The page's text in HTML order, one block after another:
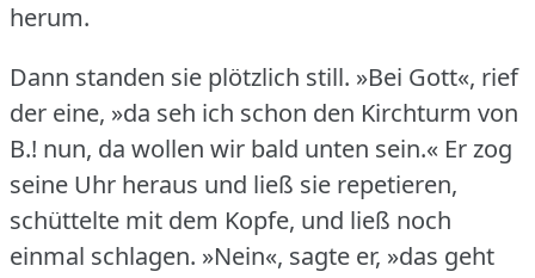
herum.
Dann standen sie plötzlich still. »Bei Gott«, rief
der eine, »da seh ich schon den Kirchturm von
B.! nun, da wollen wir bald unten sein.« Er zog
seine Uhr heraus und ließ sie repetieren,
schüttelte mit dem Kopfe, und ließ noch
einmal schlagen. »Nein«, sagte er, »das geht